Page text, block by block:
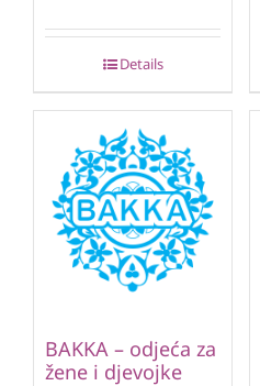
Details
BAKKA – odjeća za
žene i djevojke